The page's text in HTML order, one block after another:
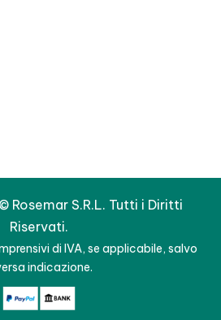
Rosemar S.R.L. Tutti i Diritti
Riservati.
di IVA, se applicabile, salvo
indicazione.